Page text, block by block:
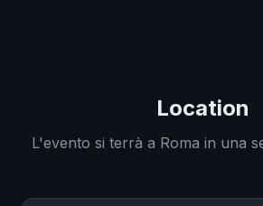
Location
L'evento si terrà a Roma in una